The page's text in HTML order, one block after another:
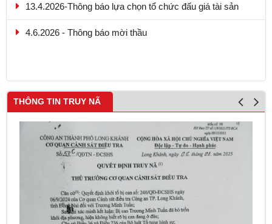
4.6.2026 - Thông báo mời thầu
9.5.2026 - Thông báo kết quả lựa chọn tổ chức hành nghề
THÔNG TIN TRUY NÃ